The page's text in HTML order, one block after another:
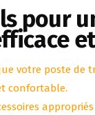
pour
votre poste de
confortable.